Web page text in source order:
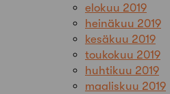
elokuu 2019
heinäkuu 2019
kesäkuu 2019
toukokuu 2019
huhtikuu 2019
maaliskuu 2019